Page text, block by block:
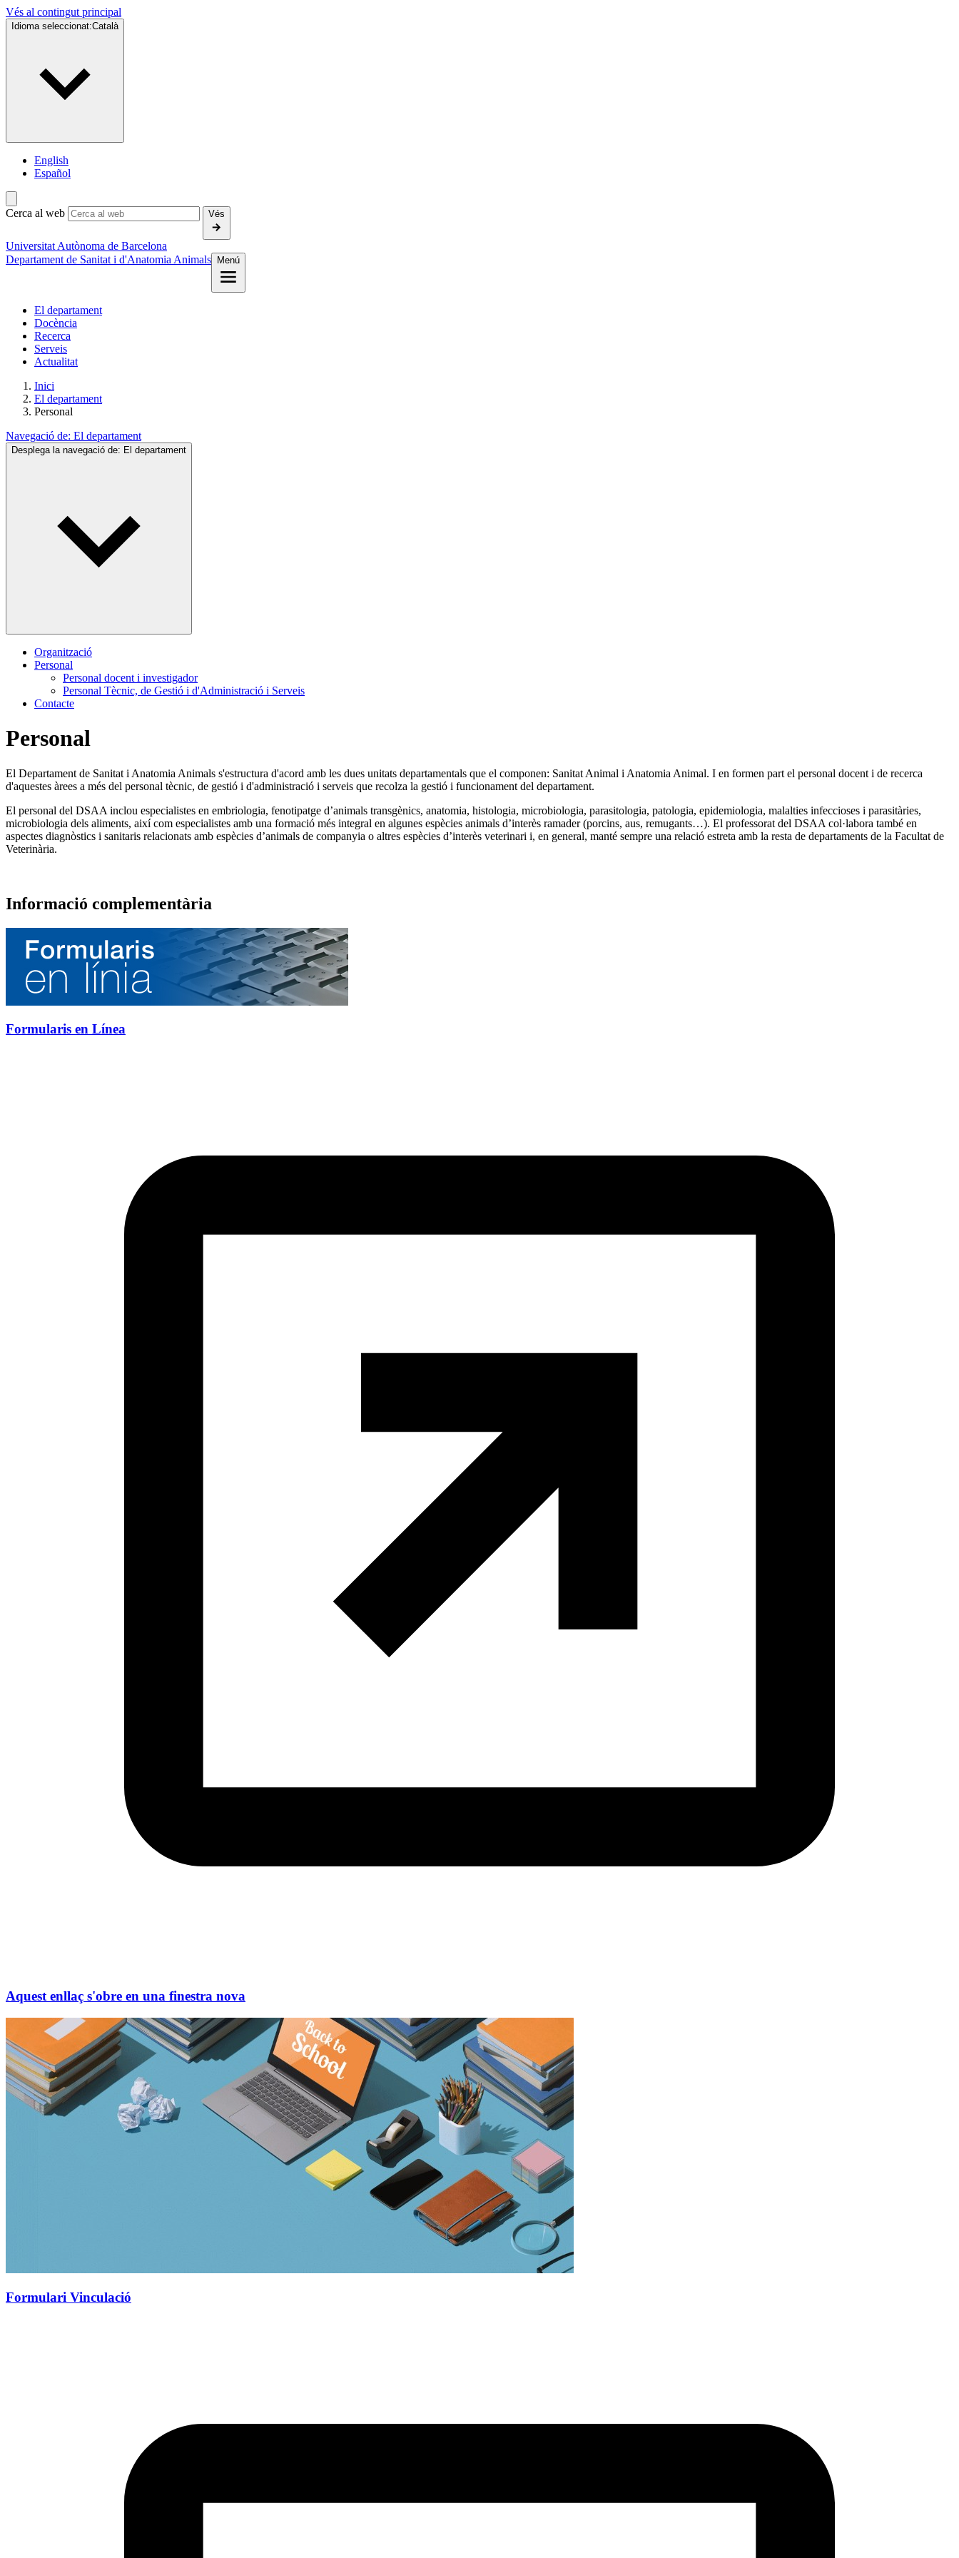
Vés al contingut principal
Idioma seleccionat:Català
English
Español
Cerca al web Vés
Universitat Autònoma de Barcelona
Departament de Sanitat i d'Anatomia Animals
Menú
El departament
Docència
Recerca
Serveis
Actualitat
Inici
El departament
Personal
Navegació de: El departament
Desplega la navegació de: El departament
Organització
Personal
Personal docent i investigador
Personal Tècnic, de Gestió i d'Administració i Serveis
Contacte
Personal
El Departament de Sanitat i Anatomia Animals s'estructura d'acord amb les dues unitats departamentals que el componen: Sanitat Animal i Anatomia Animal. I en formen part el personal docent i de recerca
d'aquestes àrees a més del personal tècnic, de gestió i d'administració i serveis que recolza la gestió i funcionament del departament.
El personal del DSAA inclou especialistes en embriologia, fenotipatge d’animals transgènics, anatomia, histologia, microbiologia, parasitologia, patologia, epidemiologia, malalties infeccioses i parasitàries,
microbiologia dels aliments, així com especialistes amb una formació més integral en algunes espècies animals d’interès ramader (porcins, aus, remugants…). El professorat del DSAA col·labora també en
aspectes diagnòstics i sanitaris relacionats amb espècies d’animals de companyia o altres espècies d’interès veterinari i, en general, manté sempre una relació estreta amb la resta de departaments de la Facultat de
Veterinària.
Informació complementària
Formularis en Línea
Aquest enllaç s'obre en una finestra nova
Formulari Vinculació